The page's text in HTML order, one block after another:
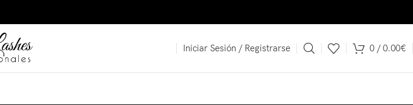
Iniciar Sesión / Registrarse 0 / 0.00€